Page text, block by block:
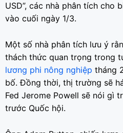
USD”, các nhà phân tích cho
vào cuối ngày 1/3.
Một số nhà phân tích lưu ý
thách thức quan trọng trong
lương phi nông nghiệp tháng
bố. Đồng thời, thị trường sẽ
Fed Jerome Powell sẽ nói gì
trước Quốc hội.